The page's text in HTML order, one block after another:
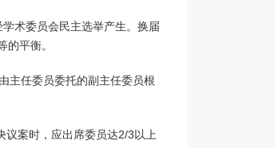
术委员会民主选举产生。换届
平衡。
主任委员委托的副主任委员根
议案时，应出席委员达2/3以上